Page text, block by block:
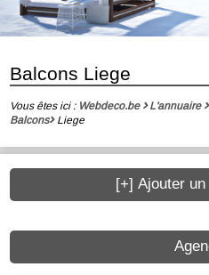
Balcons Liege
Vous êtes ici : Webdeco.be L'annuaire
Balcons
Liege
[+] Ajouter